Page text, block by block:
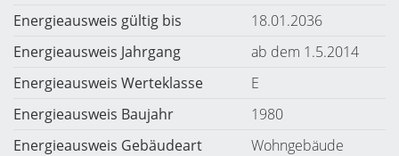
Energieausweis gültig bis
18.01.2036
Energieausweis Jahrgang
ab dem 1.5.2014
Energieausweis Werteklasse
E
Energieausweis Baujahr
1980
Energieausweis Gebäudeart
Wohngebäude